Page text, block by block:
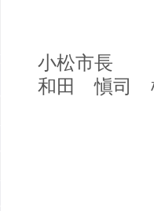
小松市長
和田 愼司